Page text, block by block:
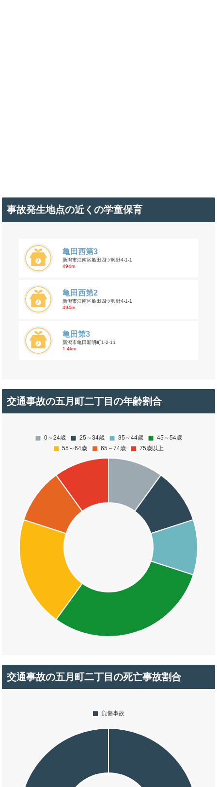
事故発生地点の近くの学童保育
亀田西第3
新潟市江南区亀田四ツ興野4-1-1
494m
亀田西第2
新潟市江南区亀田四ツ興野4-1-1
494m
亀田第3
新潟市亀田新明町1-2-11
1.4km
交通事故の五月町二丁目の年齢割合
交通事故の五月町二丁目の死亡事故割合